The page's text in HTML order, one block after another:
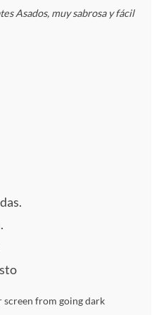
Asados, muy sabrosa y fácil
screen from going dark